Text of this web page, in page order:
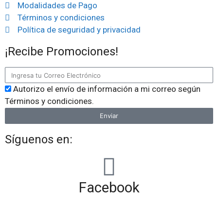
Modalidades de Pago
Términos y condiciones
Política de seguridad y privacidad
¡Recibe Promociones!
Autorizo el envío de información a mi correo según
Términos y condiciones.
Enviar
Síguenos en:
Facebook